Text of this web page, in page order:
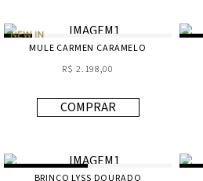
MULE CARMEN CARAMELO
R$ 2.198,00
COMPRAR